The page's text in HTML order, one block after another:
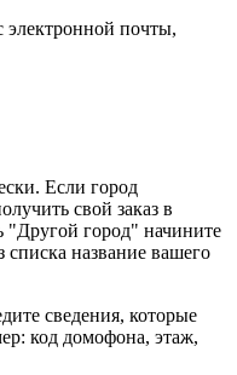
почты,
Если город
свой заказ в
"Другой город" начините
списка название вашего
сведения, которые
код домофона, этаж,